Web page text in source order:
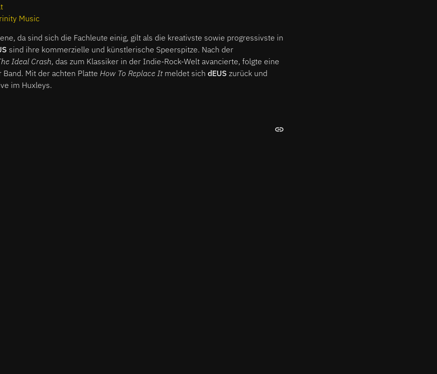
Music
da sind sich die Fachleute einig, gilt als die kreativste sowie progressivste in
sind ihre kommerzielle und künstlerische Speerspitze. Nach der
Ideal Crash, das zum Klassiker in der Indie-Rock-Welt avancierte, folgte eine
Mit der achten Platte How To Replace Itmeldet sich dEUS zurück und
im Huxleys.